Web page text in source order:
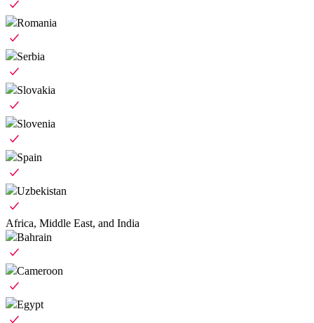
Romania
Serbia
Slovakia
Slovenia
Spain
Uzbekistan
Africa, Middle East, and India
Bahrain
Cameroon
Egypt